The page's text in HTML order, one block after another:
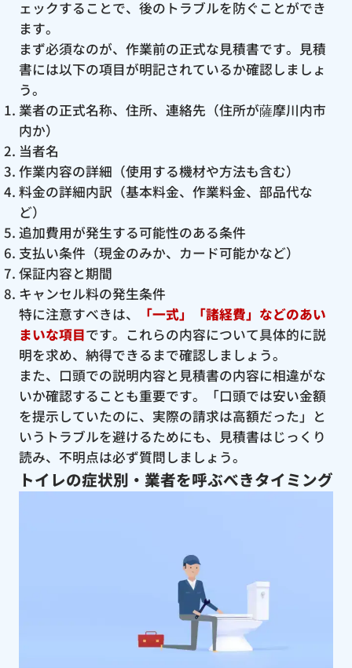
ェックすることで、後のトラブルを防ぐことができ
ます。
まず必須なのが、作業前の正式な見積書です。見積
書には以下の項目が明記されているか確認しましょ
う。
業者の正式名称、住所、連絡先（住所が薩摩川内市
内か）
当者名
作業内容の詳細（使用する機材や方法も含む）
料金の詳細内訳（基本料金、作業料金、部品代な
ど）
追加費用が発生する可能性のある条件
支払い条件（現金のみか、カード可能かなど）
保証内容と期間
キャンセル料の発生条件
特に注意すべきは、
「一式」「諸経費」などのあい
まいな項目です。これらの内容について具体的に説
明を求め、納得できるまで確認しましょう。
また、口頭での説明内容と見積書の内容に相違がな
いか確認することも重要です。「口頭では安い金額
を提示していたのに、実際の請求は高額だった」と
いうトラブルを避けるためにも、見積書はじっくり
読み、不明点は必ず質問しましょう。
トイレの症状別・業者を呼ぶべきタイミング